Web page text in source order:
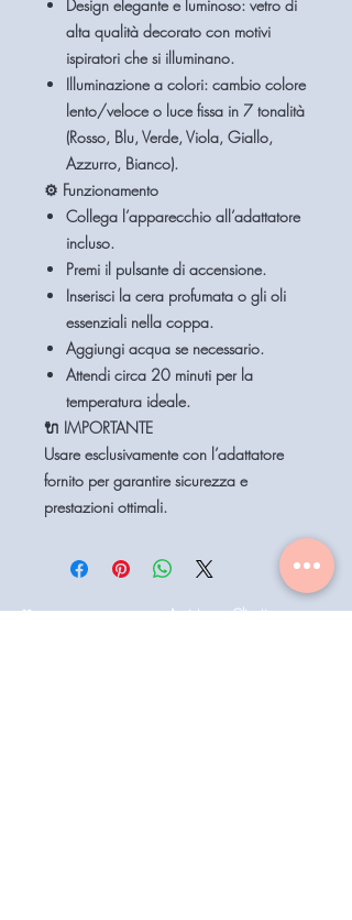
Design elegante e luminoso: vetro di
alta qualità decorato con motivi
ispiratori che si illuminano.
Illuminazione a colori: cambio colore
lento/veloce o luce fissa in 7 tonalità
(Rosso, Blu, Verde, Viola, Giallo,
Azzurro, Bianco).
⚙️ Funzionamento
Collega l’apparecchio all’adattatore
incluso.
Premi il pulsante di accensione.
Inserisci la cera profumata o gli oli
essenziali nella coppa.
Aggiungi acqua se necessario.
Attendi circa 20 minuti per la
temperatura ideale.
🔌 IMPORTANTE
Usare esclusivamente con l’adattatore
fornito per garantire sicurezza e
prestazioni ottimali.
Home
Assistenza Clienti